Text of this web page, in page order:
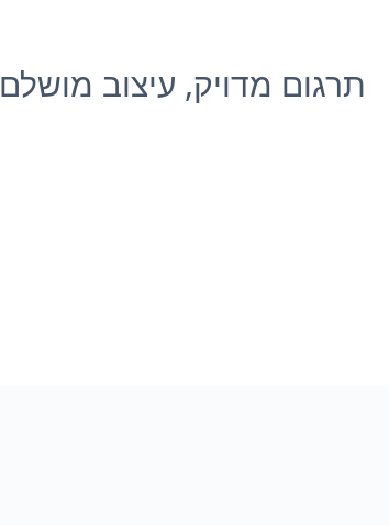
תרגום מדויק, עיצוב מושלם